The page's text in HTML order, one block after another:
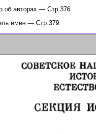
об авторах — Стр.376
имен — Стр.379